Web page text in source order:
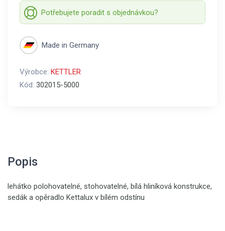
Potřebujete poradit s objednávkou?
Made in Germany
Výrobce: KETTLER
Kód: 302015-5000
Popis
lehátko polohovatelné, stohovatelné, bílá hliníková konstrukce,
sedák a opěradlo Kettalux v bílém odstínu